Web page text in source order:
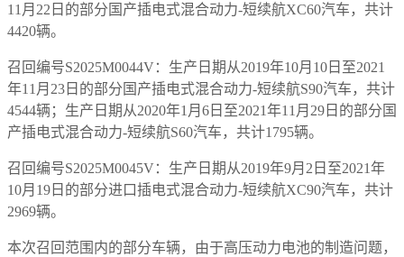
11月22日的部分国产插电式混合动力-短续航XC60汽车，共计
4420辆。
召回编号S2025M0044V：生产日期从2019年10月10日至2021
年11月23日的部分国产插电式混合动力-短续航S90汽车，共计
4544辆；生产日期从2020年1月6日至2021年11月29日的部分国
产插电式混合动力-短续航S60汽车，共计1795辆。
召回编号S2025M0045V：生产日期从2019年9月2日至2021年
10月19日的部分进口插电式混合动力-短续航XC90汽车，共计
2969辆。
本次召回范围内的部分车辆，由于高压动力电池的制造问题，